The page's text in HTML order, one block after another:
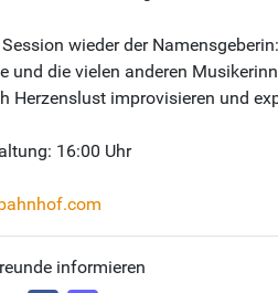
wieder der
und die vielen anderen
Herzenslust improvisieren und
16:00 Uhr
informieren